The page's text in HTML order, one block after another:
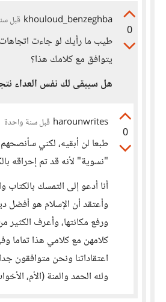
0
khouloud_benzeghba قبل
طيب ما رأيك لو جاءت
يتوافق مع كلامك هذا؟
هل سيبقى لك نفس العداء
0
harounwrites قبل سنة واحدة
طبعا لن أبقيه، لكني
"نسوية" لأنه قد تم إحراقه
أنا أدعو إلى التمسك بالكتاب
وأعتقد أن الإسلام هو أفضل
ورفع مكانتها، وأعرف الكثير
كلامهن مع كلامي هذا تماما
اعتقاداتنا ونحن متوافقون
ولله الحمد والمنة (الأم،